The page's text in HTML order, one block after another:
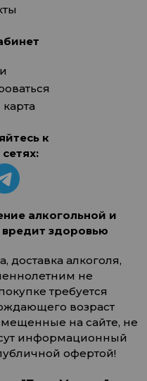
к
алкогольной и
здоровью
алкоголя,
не
требуется
возраст
на сайте, не
информационный
офертой!